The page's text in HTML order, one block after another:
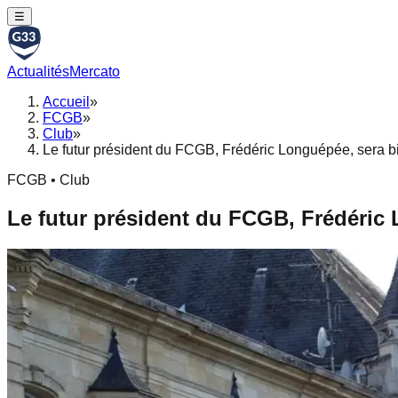
☰
ActualitésMercato
Accueil »
FCGB»
Club»
Le futur président du FCGB, Frédéric Longuépée, sera
FCGB • Club
Le futur président du FCGB, Frédéric